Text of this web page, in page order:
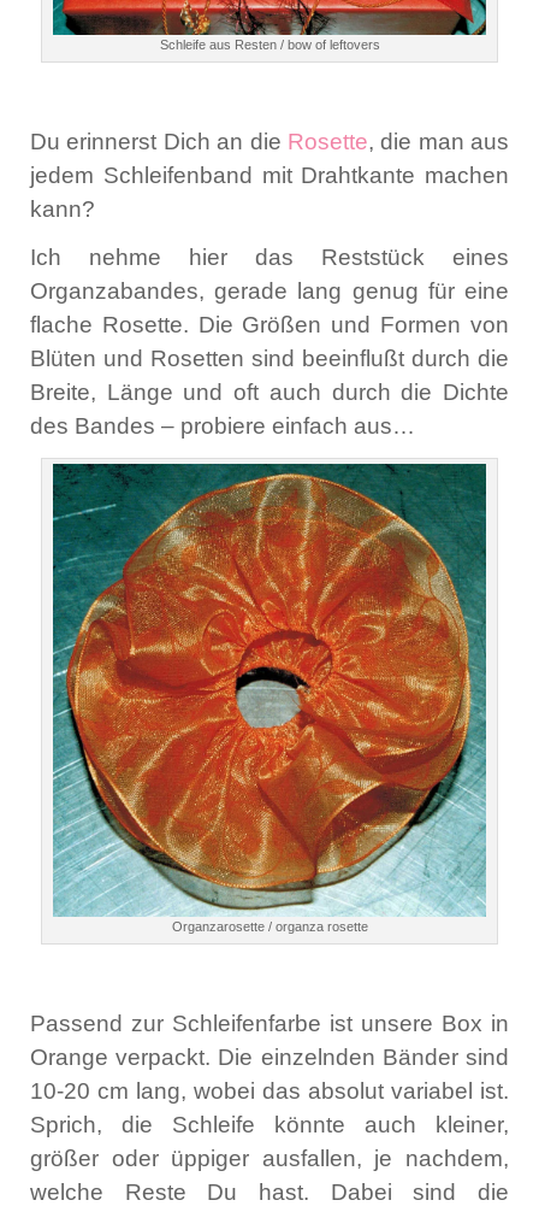
Schleife aus Resten / bow of leftovers
Du erinnerst Dich an die Rosette, die man aus
jedem Schleifenband mit Drahtkante machen
kann?
Ich nehme hier das Reststück eines
Organzabandes, gerade lang genug für eine
flache Rosette. Die Größen und Formen von
Blüten und Rosetten sind beeinflußt durch die
Breite, Länge und oft auch durch die Dichte
des Bandes – probiere einfach aus…
Organzarosette / organza rosette
Passend zur Schleifenfarbe ist unsere Box in
Orange verpackt. Die einzelnden Bänder sind
10-20 cm lang, wobei das absolut variabel ist.
Sprich, die Schleife könnte auch kleiner,
größer oder üppiger ausfallen, je nachdem,
welche Reste Du hast. Dabei sind die